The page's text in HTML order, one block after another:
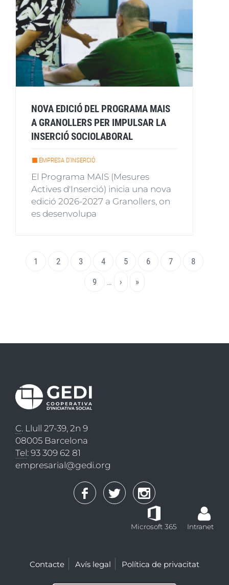
NOVA EDICIÓ DEL PROGRAMA MAIS
A GRANOLLERS PER IMPULSAR LA
INSERCIÓ SOCIOLABORAL
EMPRESA D'INSERCIÓ
El Programa MAIS (Mesures
Actives d'Inserció) inicia una nova
edició 2026-2027 a Granollers, on
es desenvolupa
PaginacióPàgina
1 Page
2 Page
3 Page
4 Page
5 Page
6 Page
7 Page
8
Page
9 …
Pàgina
›
Última
»
C. Llull 27-39, 2n 9
08005 Barcelona
Tel: 93 309 62 81
empresarial@gedi.org
Microsoft 365 Intranet
Contacte Avís legal Política de privacitat